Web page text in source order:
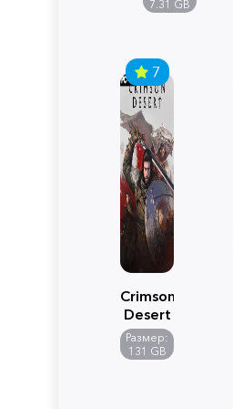
7.31 GB
7
Crimson
Desert
Размер:
131 GB